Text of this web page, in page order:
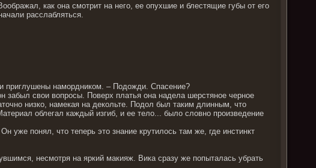
как она смотрит на него, ее опухшие и блестящие губы от его
расслабляться.
приглушены намордником. – Подожди. Спасение?
забыл свои вопросы. Поверх платья она надела шерстяное черное
низко, намекая на декольте. Подол был таким длинным, что
облегал каждый изгиб, и ее тело... было словно произведение
понял, что теперь это знание крутилось там же, где инстинкт
несмотря на яркий макияж. Вика сразу же попыталась убрать